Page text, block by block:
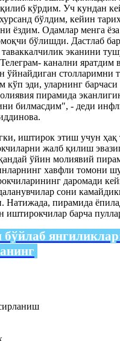
кўрдим. Уч кундан
бўлдим, кейин
ёздим. Одамлар менга
бўлишди. Дастлаб
эканини
канални яратдим
ўйнайдиган столларимни
кўп эди, уларнинг
пирамида
билмасдим", - деди
иштирок этиш учун ҳақ
жалб қилиш
ўйин молиявий
хавфли томони
даромади
сони
Натижада, пирамида
иштирокчилар барча
бўйлаб